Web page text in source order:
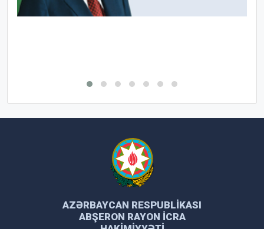
AZƏRBAYCAN RESPUBLIKASI
ABŞERON RAYON İCRA